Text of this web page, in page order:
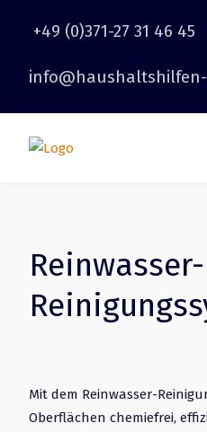
+49 (0)371-27 31 46 45
Reinwasser-
Mit dem Reinwasser-
Oberflächen chemiefrei,